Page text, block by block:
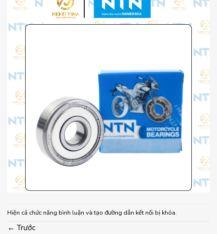
Hiện cả chức năng bình luận và tạo đường dẫn kết nối bị khóa.
← Trước